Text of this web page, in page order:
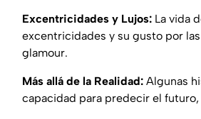
Excentricidades y Lujos: La vida
excentricidades y su gusto por
glamour.
Más allá de la Realidad: Algunas
capacidad para predecir el